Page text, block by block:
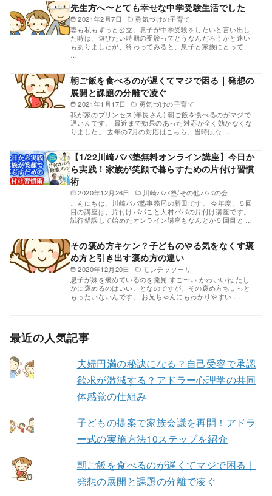
2021年2月7日 勇気づけの子育て
先生方へ〜とても幸せな中学受験生活でした
妻も私もずっと公立。息子が中学受験をしたいと言い出し
た時は、遊びたい時期の受験ってどうなんだろうかと迷い
もありましたが、終わってみると、息子と家族にとって、
…
2021年1月17日 勇気づけの子育て
朝ご飯を食べるのが遅くてマジで困る｜発想の
展開と課題の分離で凌ぐ
我が家のプリンセス(年長さん) 朝ご飯を食べるのがマジで
遅いんです。 最近まで効果のあった対応が全く効かなくな
りました。 去年の7月の対応はこちら。当時はな …
2020年12月26日 川崎パパ塾/その他パパの会
【1/22川崎パパ塾無料オンライン講座】今日か
ら実践！家族が笑顔で暮らすための片付け習慣
術
こんにちは。川崎パパ塾事務局の新田です。 今年度、５回
目の講座は、片付けパパこと大村パパの片付け講座です。
試行錯誤して始めたオンライン講座もなんとか５回目と …
2020年12月20日 モンテッソーリ
その褒め方キケン？子どものやる気をなくす褒
め方と引き出す褒め方の違い
息子が妹を褒めているのを発見 すご〜い かわいいね たし
かに褒めるのはいいことなのですが、その褒め方ちょっと
もったいないんです。 お兄ちゃんにもわかりやすい …
最近の人気記事
夫婦円満の秘訣になる？自己受容で承認
欲求が激減する？アドラー心理学の共同
体感覚の仕組み
子どもの提案で家族会議を再開！アドラ
ー式の実施方法10ステップを紹介
朝ご飯を食べるのが遅くてマジで困る｜
発想の展開と課題の分離で凌ぐ